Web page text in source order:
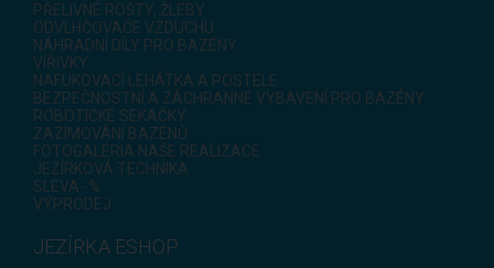
PŘELIVNÉ ROŠTY, ŽLEBY
ODVLHČOVAČE VZDUCHU
NÁHRADNÍ DÍLY PRO BAZÉNY
VÍŘIVKY
NAFUKOVACÍ LEHÁTKA A POSTELE
BEZPEČNOSTNÍ A ZÁCHRANNÉ VYBAVENÍ PRO BAZÉNY
ROBOTICKÉ SEKAČKY
ZAZIMOVÁNÍ BAZÉNŮ
FOTOGALÉRIA NAŠE REALIZACE
JEZÍRKOVÁ TECHNIKA
SLEVA -%
VÝPRODEJ
JEZÍRKA ESHOP